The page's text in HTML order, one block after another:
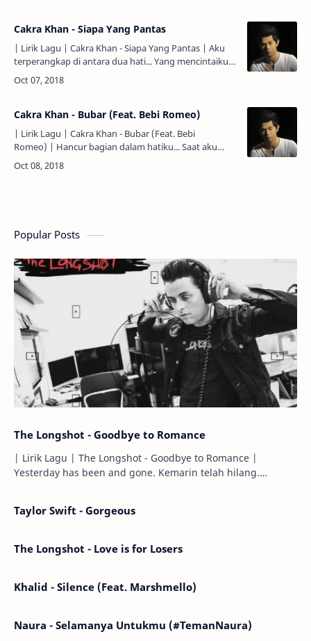
Cakra Khan - Siapa Yang Pantas
| Lirik Lagu | Cakra Khan - Siapa Yang Pantas | Aku
terperangkap di antara dua hati... Yang mencintaiku,
mencintaiku... Ku bingung tak menentu... Siapa yang
be…
Cakra Khan - Bubar (Feat. Bebi Romeo)
| Lirik Lagu | Cakra Khan - Bubar (Feat. Bebi
Romeo) | Hancur bagian dalam hatiku... Saat aku
melihatnya, kamu bersamanya... Langsung hilang
kamu yang ku cinta…
Popular Posts
The Longshot - Goodbye to Romance
| Lirik Lagu | The Longshot - Goodbye to Romance |
Yesterday has been and gone. Kemarin telah hilang.
Taylor Swift - Gorgeous
The Longshot - Love is for Losers
Khalid - Silence (Feat. Marshmello)
Naura - Selamanya Untukmu (#TemanNaura)